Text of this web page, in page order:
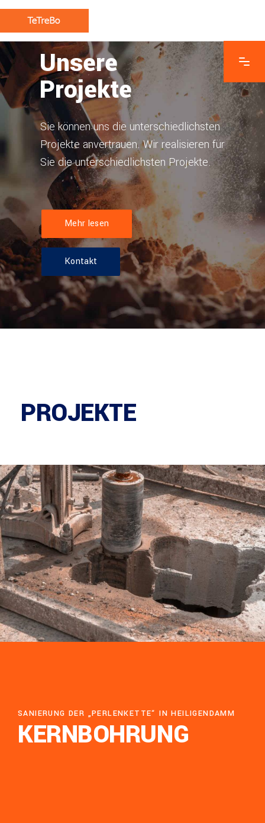
Unsere
Projekte
Sie können uns die unterschiedlichsten
Projekte anvertrauen. Wir realisieren für
Sie die unterschiedlichsten Projekte.
Mehr lesen
Kontakt
PROJEKTE
SANIERUNG DER „PERLENKETTE“ IN HEILIGENDAMM
KERNBOHRUNG